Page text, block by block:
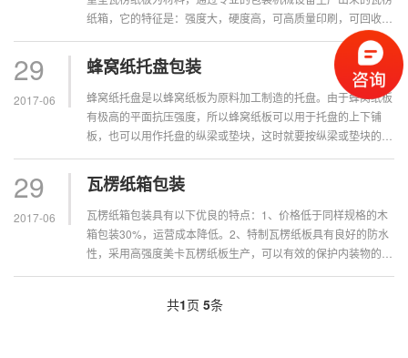
纸箱，它的特征是：强度大，硬度高，可高质量印刷，可回收，
绿色环保。是木箱包装、金属包装的升级替代产品，是中国包装
业向低碳经济转型作出的重大决策之一，特别在机电产品包装中
更为强调以纸代木包装...
29
2017-06
蜂窝纸托盘包装
蜂窝纸托盘是以蜂窝纸板为原料加工制造的托盘。由于蜂窝纸板
有极高的平面抗压强度，所以蜂窝纸板可以用于托盘的上下铺
板，也可以用作托盘的纵梁或垫块，这时就要按纵梁或垫块的标
盘的出现，对于托盘行业以及整个包装行业是一个里程碑式的发
展。...
29
2017-06
瓦楞纸箱包装
瓦楞纸箱包装具有以下优良的特点：1、价格低于同样规格的木
箱包装30%，运营成本降低。2、特制瓦楞纸板具有良好的防水
性，采用高强度美卡瓦楞纸板生产，可以有效的保护内装物的安
轻，易于搬运和装箱...
共1页 5条